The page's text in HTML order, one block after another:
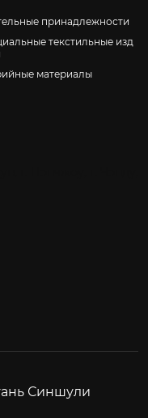
принадлежности
текстильные изд
материалы
Синшули